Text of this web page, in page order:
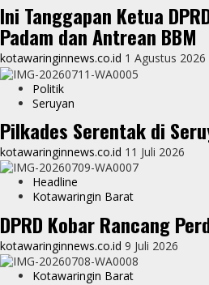
Ini Tanggapan Ketua
Padam dan Antrean BBM
kotawaringinnews.co.id 1 Agustus 2026
Politik
Seruyan
Pilkades Serentak di
kotawaringinnews.co.id 11 Juli 2026
Headline
Kotawaringin Barat
DPRD Kobar Rancang
kotawaringinnews.co.id 9 Juli 2026
Kotawaringin Barat